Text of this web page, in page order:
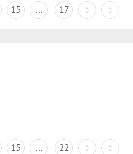
15 ... 17
15 ... 22